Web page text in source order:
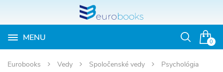
0
MENU
Otvoriť
Eurobooks Vedy Spoločenské vedy
Psychológia